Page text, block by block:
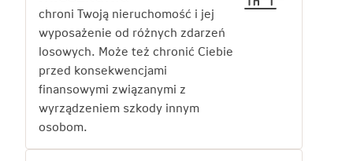
chroni Twoją nieruchomość i jej
wyposażenie od różnych zdarzeń
losowych. Może też chronić Ciebie
przed konsekwencjami
finansowymi związanymi z
wyrządzeniem szkody innym
osobom.